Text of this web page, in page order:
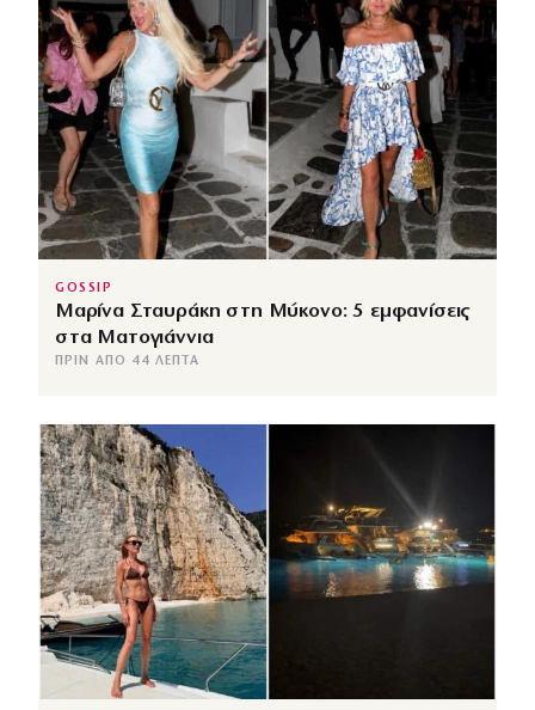
GOSSIP
Μαρίνα Σταυράκη στη Μύκονο: 5 εμφανίσεις
στα Ματογιάννια
ΠΡΙΝ ΑΠΌ 44 ΛΕΠΤΆ